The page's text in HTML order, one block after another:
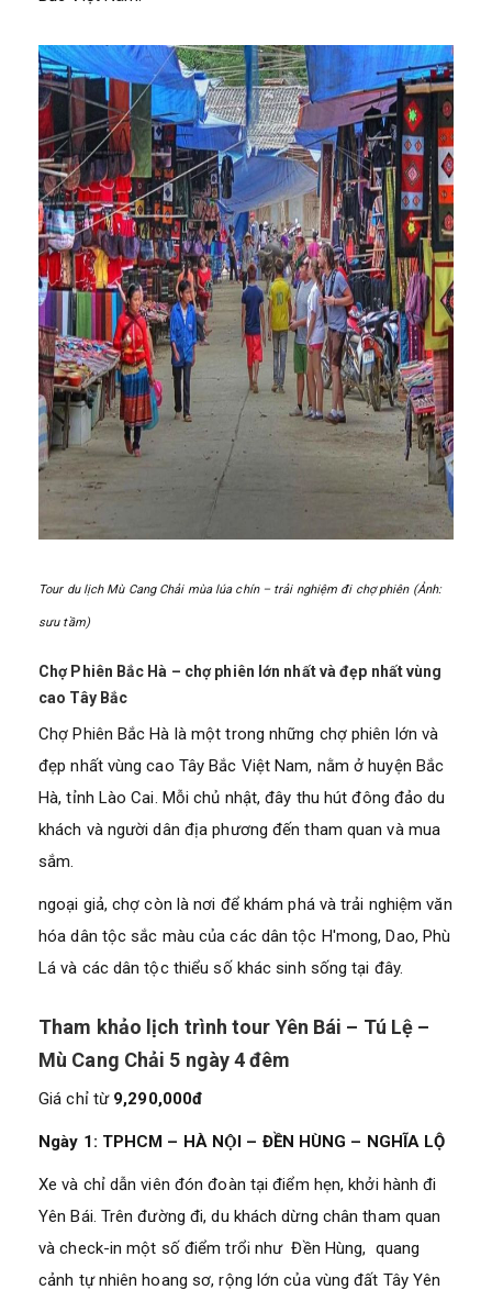
Tour du lịch Mù Cang Chải mùa lúa chín – trải nghiệm đi chợ phiên (Ảnh:
sưu tầm)
Chợ Phiên Bắc Hà – chợ phiên lớn nhất và đẹp nhất vùng
cao Tây Bắc
Chợ Phiên Bắc Hà là một trong những chợ phiên lớn và
đẹp nhất vùng cao Tây Bắc Việt Nam, nằm ở huyện Bắc
Hà, tỉnh Lào Cai. Mỗi chủ nhật, đây thu hút đông đảo du
khách và người dân địa phương đến tham quan và mua
sắm.
ngoại giả, chợ còn là nơi để khám phá và trải nghiệm văn
hóa dân tộc sắc màu của các dân tộc H'mong, Dao, Phù
Lá và các dân tộc thiểu số khác sinh sống tại đây.
Tham khảo lịch trình tour Yên Bái – Tú Lệ –
Mù Cang Chải 5 ngày 4 đêm
Giá chỉ từ 9,290,000đ
Ngày 1: TPHCM – HÀ NỘI – ĐỀN HÙNG – NGHĨA LỘ
Xe và chỉ dẫn viên đón đoàn tại điểm hẹn, khởi hành đi
Yên Bái. Trên đường đi, du khách dừng chân tham quan
và check-in một số điểm trổi như Đền Hùng, quang
cảnh tự nhiên hoang sơ, rộng lớn của vùng đất Tây Yên